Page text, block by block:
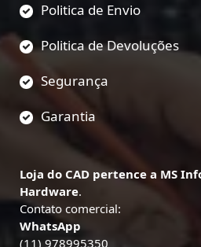
Politica de Envio
Politica de Devoluções
Segurança
Garantia
Loja do CAD pertence a MS
Hardware.
Contato comercial:
WhatsApp
(11) 978995350